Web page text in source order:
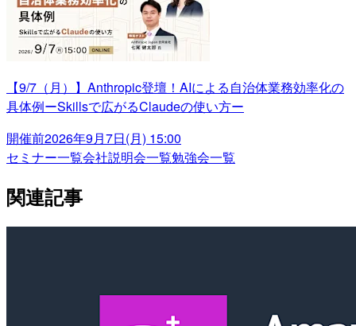
【9/7（月）】Anthropic登壇！AIによる自治体業務効率化の
具体例ーSkillsで広がるClaudeの使い方ー
開催前2026年9月7日(月) 15:00
セミナー一覧会社説明会一覧勉強会一覧
関連記事